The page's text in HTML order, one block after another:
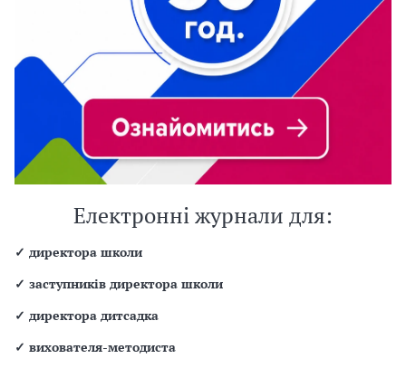
Електронні журнали для:
✓ директора школи
✓ заступників директора школи
✓ директора дитсадка
✓ вихователя-методиста